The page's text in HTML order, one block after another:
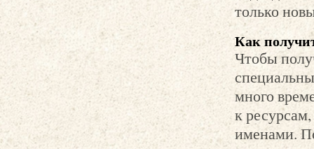
только
Как
Чтобы
много
к
именами.